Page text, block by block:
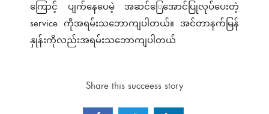
ကြောင့် ပျက်နေပေမဲ့ အဆင်​ြေ​အောင်ပြုလုပ်​ပေးတဲ့
service ကိုအရမ်းသ​ဘောကျပါတယ်။ အင်တာနက်မြန်
နှုန်းကိုလည်းအရမ်းသ​ဘောကျပါတယ်
Share this succeess story